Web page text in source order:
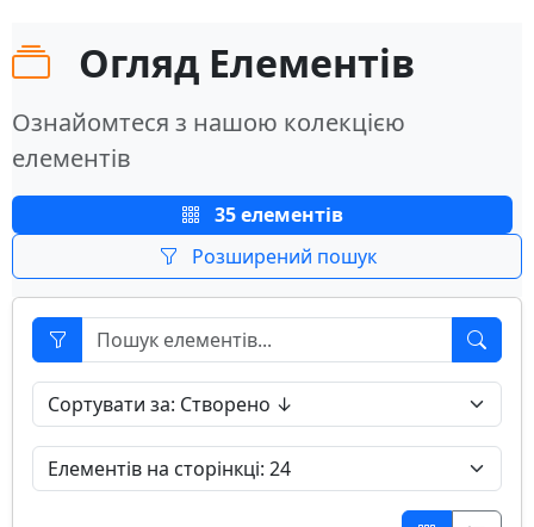
Огляд Елементів
Ознайомтеся з нашою колекцією
елементів
35 елементів
Розширений пошук